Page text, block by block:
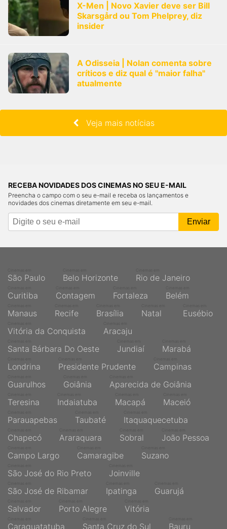
X-Men | Novo Xavier deve ser Bill
Skarsgård ou Tom Phelprey, diz
insider
A Odisseia | Nolan comenta sobre
críticos e diz qual é "maior falha"
atualmente
Veja mais notícias
RECEBA NOVIDADES DOS CINEMAS NO SEU E-MAIL
Preencha o campo com o seu e-mail e receba os lançamentos e
novidades dos cinemas diretamente em seu e-mail.
São Paulo Belo Horizonte Rio de Janeiro
Curitiba Contagem Fortaleza Belém
Manaus Recife Brasília Natal Eusébio
Vitória da Conquista Aracaju
Santa Bárbara Do Oeste Jundiaí Marabá
Londrina Presidente Prudente Campinas
Guarulhos Goiânia Aparecida de Goiânia
Teresina Indaiatuba Macapá Maceió
Parauapebas Taubaté Itaquaquecetuba
Chapecó Araraquara Sobral João Pessoa
Campo Largo Camaragibe Suzano
São José do Rio Preto Joinville
São José de Ribamar Ipatinga Guarujá
Salvador Porto Alegre Vitória
Caraguatatuba Santa Cruz do Sul Bauru